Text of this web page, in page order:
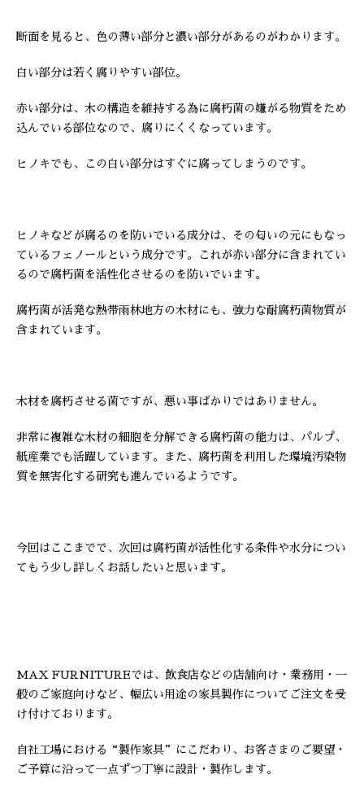
断面を見ると、色の薄い部分と濃い部分があるのがわかります。
白い部分は若く腐りやすい部位。
赤い部分は、木の構造を維持する為に腐朽菌の嫌がる物質をため
込んでいる部位なので、腐りにくくなっています。
ヒノキでも、この白い部分はすぐに腐ってしまうのです。
ヒノキなどが腐るのを防いでいる成分は、その匂いの元にもなっ
ているフェノールという成分です。これが赤い部分に含まれてい
るので腐朽菌を活性化させるのを防いでいます。
腐朽菌が活発な熱帯雨林地方の木材にも、強力な耐腐朽菌物質が
含まれています。
木材を腐朽させる菌ですが、悪い事ばかりではありません。
非常に複雑な木材の細胞を分解できる腐朽菌の能力は、パルプ、
紙産業でも活躍しています。また、腐朽菌を利用した環境汚染物
質を無害化する研究も進んでいるようです。
今回はここまでで、次回は腐朽菌が活性化する条件や水分につい
てもう少し詳しくお話したいと思います。
MAX FURNITUREでは、飲食店などの店舗向け・業務用・一
般のご家庭向けなど、幅広い用途の家具製作についてご注文を受
け付けております。
自社工場における“製作家具”にこだわり、お客さまのご要望・
ご予算に沿って一点ずつ丁寧に設計・製作します。